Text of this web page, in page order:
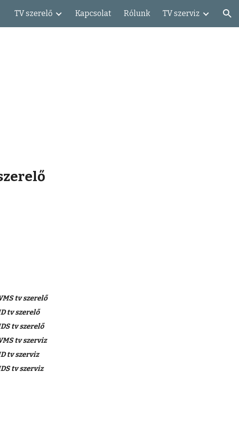
TV szerelő Kapcsolat Rólunk TV szerviz
tv szerelő
tv szerelő
tv szerelő
tv szerviz
tv szerviz
tv szerviz